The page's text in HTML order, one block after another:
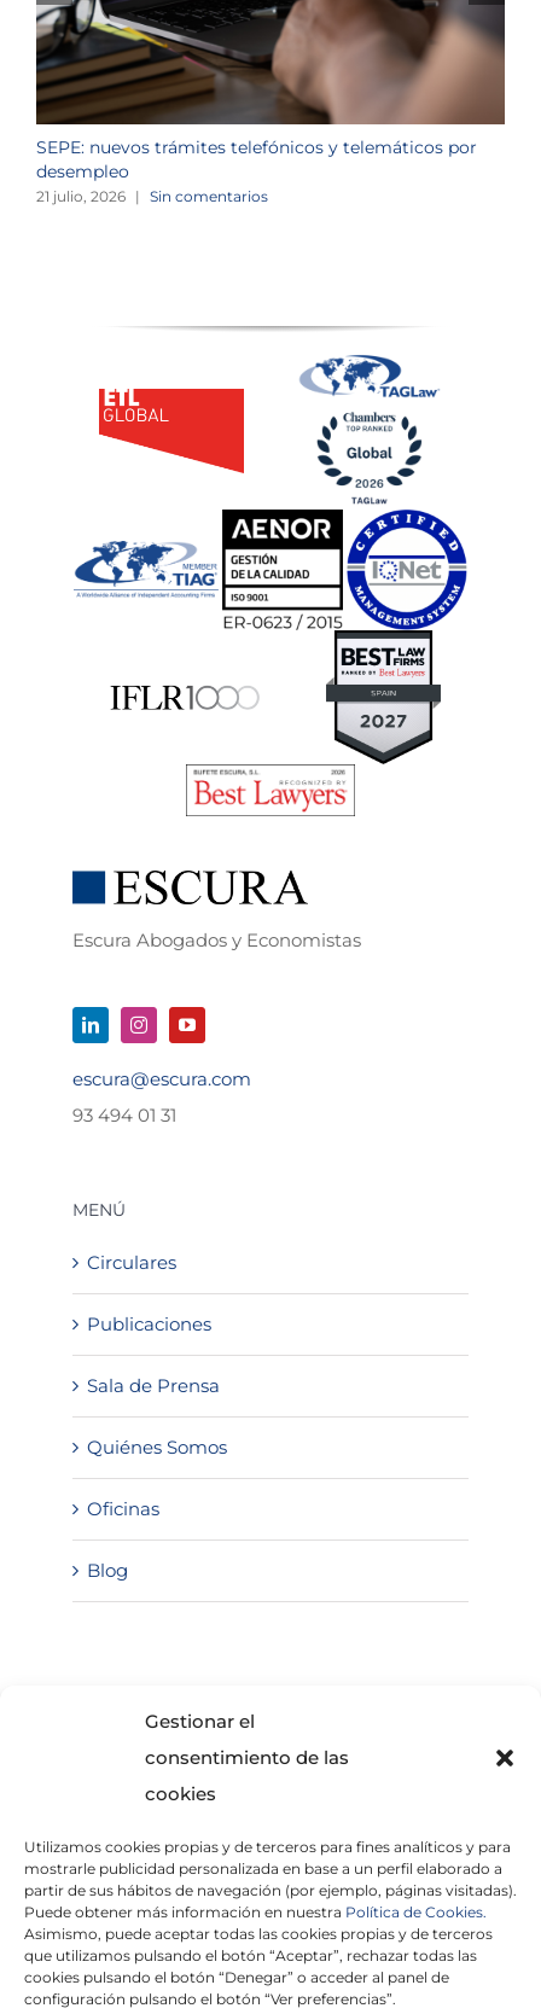
Gestionar el
consentimiento de las
cookies
Utilizamos cookies propias y de terceros para fines analíticos y para
mostrarle publicidad personalizada en base a un perfil elaborado a
partir de sus hábitos de navegación (por ejemplo, páginas visitadas).
Puede obtener más información en nuestra Política de Cookies.
Asimismo, puede aceptar todas las cookies propias y de terceros
que utilizamos pulsando el botón “Aceptar”, rechazar todas las
cookies pulsando el botón “Denegar” o acceder al panel de
configuración pulsando el botón “Ver preferencias”.
SEPE: nuevos trámites telefónicos y telemáticos por
desempleo
21 julio, 2026 | Sin comentarios
Escura Abogados y Economistas
escura@escura.com
93 494 01 31
MENÚ
Circulares
Publicaciones
Sala de Prensa
Quiénes Somos
Oficinas
Blog
He leído y acepto laPolítica de Privacidad